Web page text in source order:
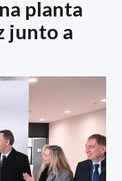
planta
junto a